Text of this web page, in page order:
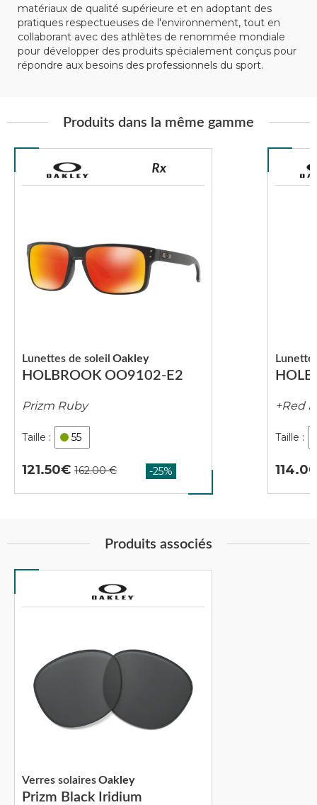
matériaux de qualité supérieure et en adoptant des
pratiques respectueuses de l'environnement, tout en
collaborant avec des athlètes de renommée mondiale
pour développer des produits spécialement conçus pour
répondre aux besoins des professionnels du sport.
Produits dans la même gamme
HOLBROOK OO9102-E2
Lunettes de soleil Oakley
Prizm Ruby
55
121.50
+Red
Produits associés
Prizm Black Iridium
Verres solairesOakley